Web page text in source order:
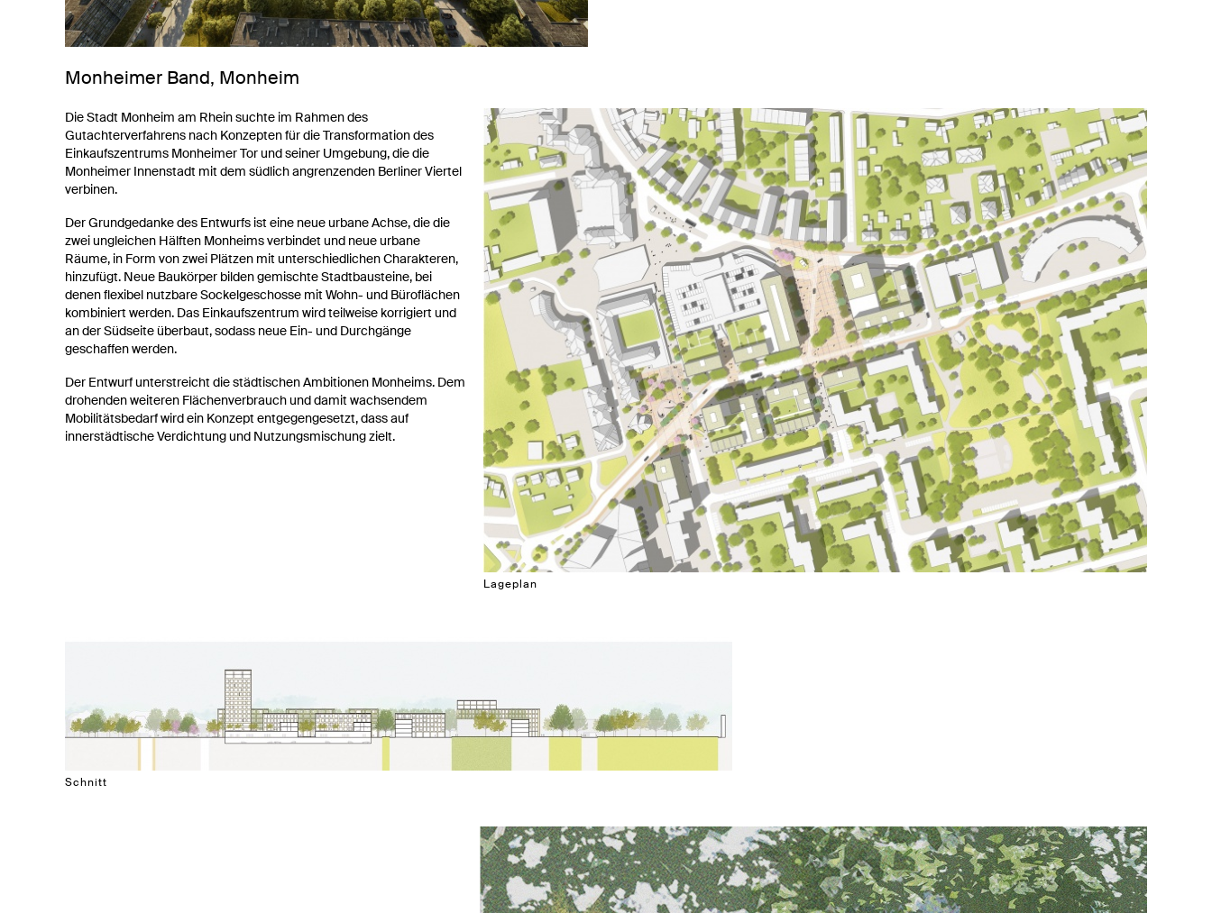
Monheimer Band, Monheim
Die Stadt Monheim am Rhein suchte im Rahmen des
Gutachterverfahrens nach Konzepten für die Transformation des
Einkaufszentrums Monheimer Tor und seiner Umgebung, die die
Monheimer Innenstadt mit dem südlich angrenzenden Berliner Viertel
verbinen.
Der Grundgedanke des Entwurfs ist eine neue urbane Achse, die die
zwei ungleichen Hälften Monheims verbindet und neue urbane
Räume, in Form von zwei Plätzen mit unterschiedlichen Charakteren,
hinzufügt. Neue Baukörper bilden gemischte Stadtbausteine, bei
denen flexibel nutzbare Sockelgeschosse mit Wohn- und Büroflächen
kombiniert werden. Das Einkaufszentrum wird teilweise korrigiert und
an der Südseite überbaut, sodass neue Ein- und Durchgänge
geschaffen werden.
Der Entwurf unterstreicht die städtischen Ambitionen Monheims. Dem
drohenden weiteren Flächenverbrauch und damit wachsendem
Mobilitätsbedarf wird ein Konzept entgegengesetzt, dass auf
innerstädtische Verdichtung und Nutzungsmischung zielt.
Lageplan
Schnitt